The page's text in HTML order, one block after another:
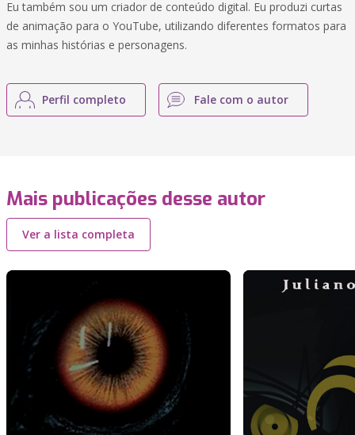
Eu também sou um criador de conteúdo digital. Eu produzi curtas
de animação para o YouTube, utilizando diferentes formatos para
as minhas histórias e personagens.
Perfil completo Fale com o autor
Mais publicações desse autor
Ver a lista completa